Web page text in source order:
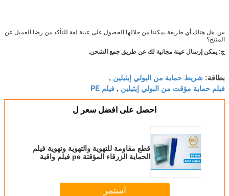
س: هل هناك أي طريقة يمكننا من خلالها الحصول على عينة لفة للتأكد من رضا العميل عن
المنتج؟
ج: يمكن إرسال عينة مجانية لك عن طريق جمع الشحن.
بطاقة: شريط حماية من البولي إيثيلين ,
فيلم حماية مؤقت من البولي إيثيلين , فيلم PE
احصل على افضل سعر ل
قطع مقاومة للتهوية والتهوية وتهوية فيلم
الحماية الزرقاء المؤقتة pe فيلم واقية
استمر